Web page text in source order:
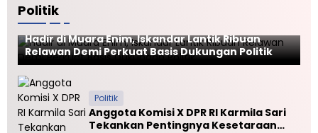
Politik
Politik
Hadir di Muara Enim, Iskandar Lantik Ribuan
Relawan Demi Perkuat Basis Dukungan Politik
Politik
Anggota Komisi X DPR RI Karmila Sari
Tekankan Pentingnya Kesetaraan